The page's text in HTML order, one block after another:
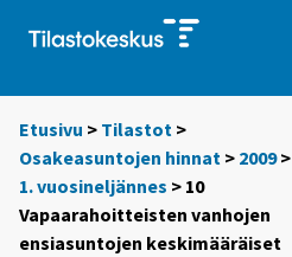
Etusivu > Tilastot >
Osakeasuntojen hinnat > 2009>
1. vuosineljännes > 10
Vapaarahoitteisten vanhojen
ensiasuntojen keskimääräiset